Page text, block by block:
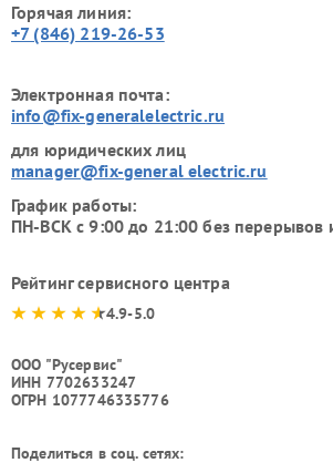
Горячая линия:
+7 (846) 219-26-53
Электронная почта:
info@fix-generalelectric.ru
для юридических лиц
manager@fix-general electric.ru
График работы:
ПН-ВСК с 9:00 до 21:00 без перерывов
Рейтинг сервисного центра
4.9-5.0
ООО "Русервис"
ИНН 7702633247
ОГРН 1077746335776
Поделиться в соц. сетях: